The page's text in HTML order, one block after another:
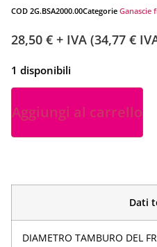
COD 2G.BSA2000.00Categorie Ganascie
28,50 € + IVA (34,77 €
1 disponibili
Aggiungi al carrello
Dati
DIAMETRO TAMBURO DEL